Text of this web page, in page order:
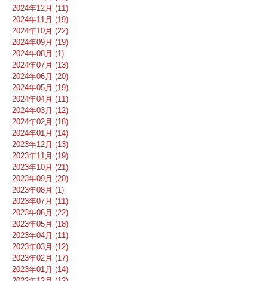
2024年12月 (11)
2024年11月 (19)
2024年10月 (22)
2024年09月 (19)
2024年08月 (1)
2024年07月 (13)
2024年06月 (20)
2024年05月 (19)
2024年04月 (11)
2024年03月 (12)
2024年02月 (18)
2024年01月 (14)
2023年12月 (13)
2023年11月 (19)
2023年10月 (21)
2023年09月 (20)
2023年08月 (1)
2023年07月 (11)
2023年06月 (22)
2023年05月 (18)
2023年04月 (11)
2023年03月 (12)
2023年02月 (17)
2023年01月 (14)